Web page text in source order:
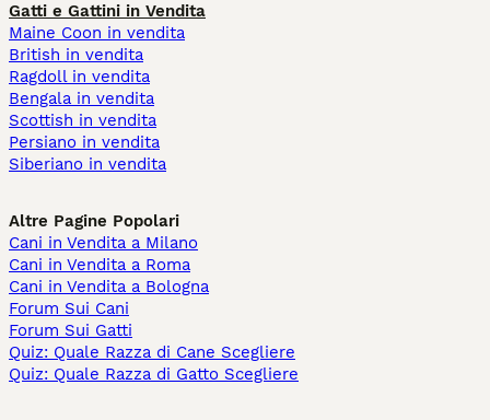
Gatti e Gattini in Vendita
Maine Coon in vendita
British in vendita
Ragdoll in vendita
Bengala in vendita
Scottish in vendita
Persiano in vendita
Siberiano in vendita
Altre Pagine Popolari
Cani in Vendita a Milano
Cani in Vendita a Roma
Cani in Vendita a Bologna
Forum Sui Cani
Forum Sui Gatti
Quiz: Quale Razza di Cane Scegliere
Quiz: Quale Razza di Gatto Scegliere